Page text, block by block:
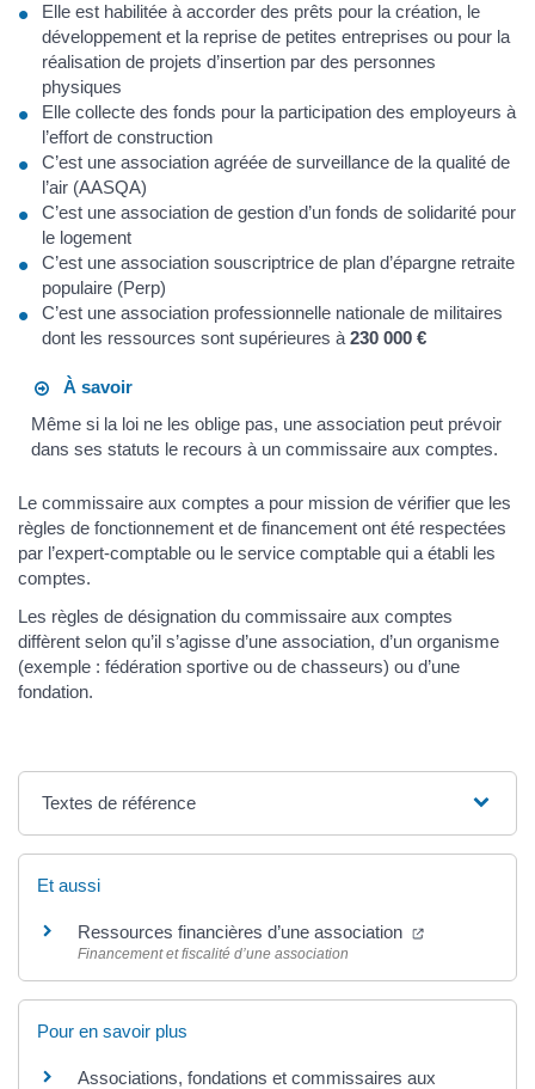
Elle est habilitée à accorder des prêts pour la création, le
développement et la reprise de petites entreprises ou pour la
réalisation de projets d’insertion par des personnes
physiques
Elle collecte des fonds pour la participation des employeurs à
l’effort de construction
C’est une association agréée de surveillance de la qualité de
l’air (AASQA)
C’est une association de gestion d’un fonds de solidarité pour
le logement
C’est une association souscriptrice de plan d’épargne retraite
populaire (Perp)
C’est une association professionnelle nationale de militaires
dont les ressources sont supérieures à230 000 €
À savoir
Même si la loi ne les oblige pas, une association peut prévoir
dans ses statuts le recours à un commissaire aux comptes.
Le commissaire aux comptes a pour mission de vérifier que les
règles de fonctionnement et de financement ont été respectées
par l’expert-comptable ou le service comptable qui a établi les
comptes.
Les règles de désignation du commissaire aux comptes
diffèrent selon qu’il s’agisse d’une association, d’un organisme
(exemple : fédération sportive ou de chasseurs) ou d’une
fondation.
Textes de référence
Et aussi
Ressources financières d’une association (ouverture
Financement et fiscalité d’une association
Pour en savoir plus
Associations, fondations et commissaires aux